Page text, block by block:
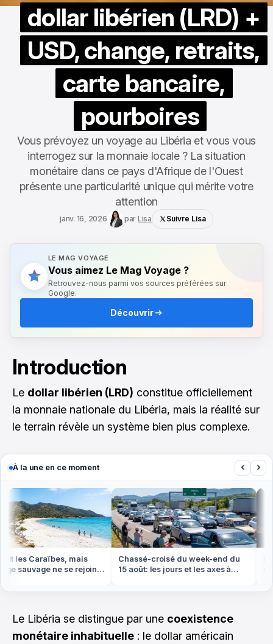
dollar libérien (LRD) +
USD, change, retraits,
carte bancaire,
pourboires
Vous prévoyez un voyage au Libéria et vous vous
interrogez sur la monnaie locale ? La situation
monétaire dans ce pays d'Afrique de l'Ouest
présente une particularité unique qui mérite votre
attention
janv. 16, 2026 par Lisa Suivre Lisa
LE MAG VOYAGE
Vous aimez Le Mag Voyage ?
Retrouvez-nous parmi vos sources préférées sur
Google.
Découvrir
Introduction
Le dollar libérien (LRD) constitue officiellement
la monnaie nationale du Libéria, mais la réalité sur
le terrain révèle un système bien plus complexe.
À la une en ce moment ‹ ›
les Caraïbes, mais
sauvage ne se rejoint
Chassé-croisé du week-end du
15 août: les jours et les axes à
Le Libéria se distingue par une coexistence
monétaire inhabituelle : le dollar américain